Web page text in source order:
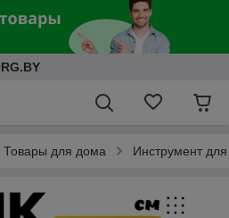
Товары для дома Инструмент